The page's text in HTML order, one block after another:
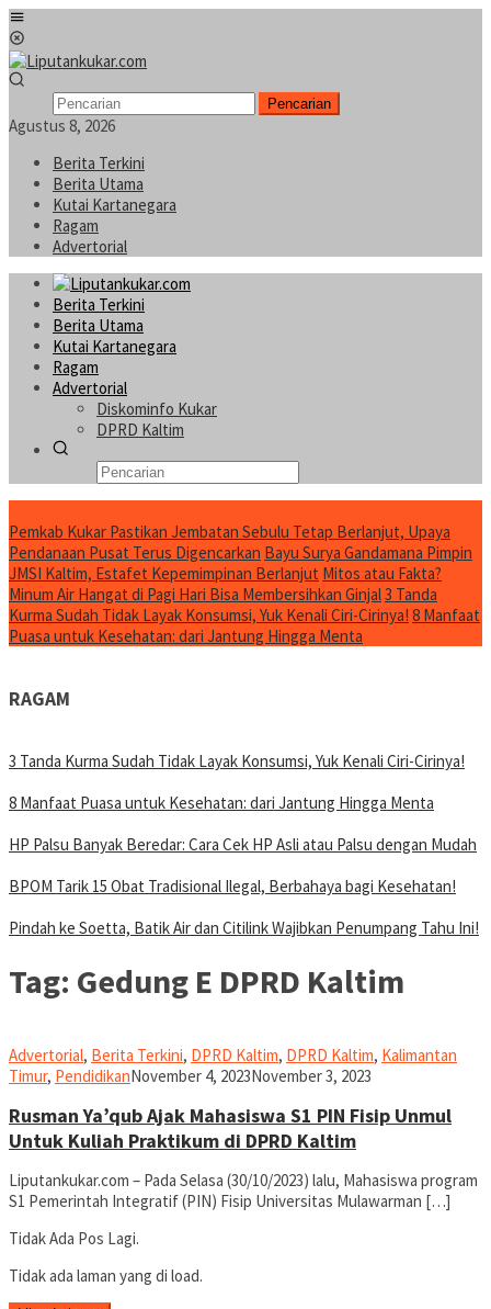
Loncat
ke
konten
Pencarian
Agustus 8, 2026
Berita Terkini
Berita Utama
Kutai Kartanegara
Ragam
Advertorial
Berita Terkini
Berita Utama
Kutai Kartanegara
Ragam
Advertorial
Diskominfo Kukar
DPRD Kaltim
Pemkab Kukar Pastikan Jembatan Sebulu Tetap Berlanjut, Upaya
Pendanaan Pusat Terus Digencarkan Bayu Surya Gandamana Pimpin
JMSI Kaltim, Estafet Kepemimpinan Berlanjut Mitos atau Fakta?
Minum Air Hangat di Pagi Hari Bisa Membersihkan Ginjal3 Tanda
Kurma Sudah Tidak Layak Konsumsi, Yuk Kenali Ciri-Cirinya! 8 Manfaat
Puasa untuk Kesehatan: dari Jantung Hingga Menta
RAGAM
3 Tanda Kurma Sudah Tidak Layak Konsumsi, Yuk Kenali Ciri-Cirinya!
8 Manfaat Puasa untuk Kesehatan: dari Jantung Hingga Menta
HP Palsu Banyak Beredar: Cara Cek HP Asli atau Palsu dengan Mudah
BPOM Tarik 15 Obat Tradisional Ilegal, Berbahaya bagi Kesehatan!
Pindah ke Soetta, Batik Air dan Citilink Wajibkan Penumpang Tahu Ini!
Tag: Gedung E DPRD Kaltim
Advertorial, Berita Terkini, DPRD Kaltim, DPRD Kaltim, Kalimantan
Timur, PendidikanLiputan
November 4, 2023November 3, 2023
Rusman Ya’qub Ajak Mahasiswa S1 PIN Fisip Unmul
Untuk Kuliah Praktikum di DPRD Kaltim
Liputankukar.com – Pada Selasa (30/10/2023) lalu, Mahasiswa program
S1 Pemerintah Integratif (PIN) Fisip Universitas Mulawarman […]
Tidak Ada Pos Lagi.
Tidak ada laman yang di load.